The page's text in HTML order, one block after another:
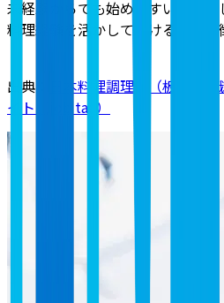
未経験からでも始めやすい仕事
料理経験を活かして働ける点も特
出典：
日本料理調理人（板前）-
イト（job tag）